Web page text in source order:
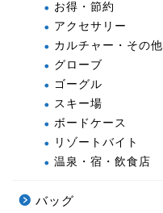
お得・節約
アクセサリー
カルチャー・その他
グローブ
ゴーグル
スキー場
ボードケース
リゾートバイト
温泉・宿・飲食店
バッグ